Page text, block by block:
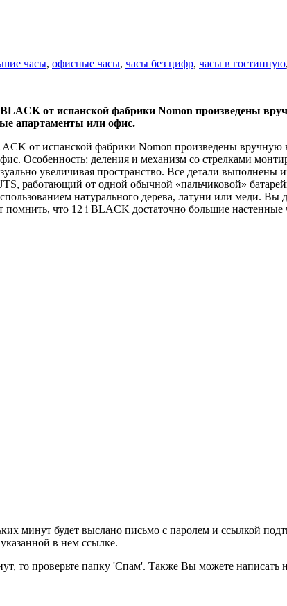
часы, офисные часы, часы без цифр, часы в гостинную,
от испанской фабрики Nomon произведены
апартаменты или офис.
от испанской фабрики Nomon произведены вручную
Особенность: деления и механизм со стрелками
увеличивая пространство. Все детали
работающий от одной обычной «пальчиковой»
натурального дерева, латуни или меди.
что 12 i BLACK достаточно большие
минут будет выслано письмо с паролем и ссылкой
в нем ссылке.
то проверьте папку 'Спам'. Также Вы можете написать